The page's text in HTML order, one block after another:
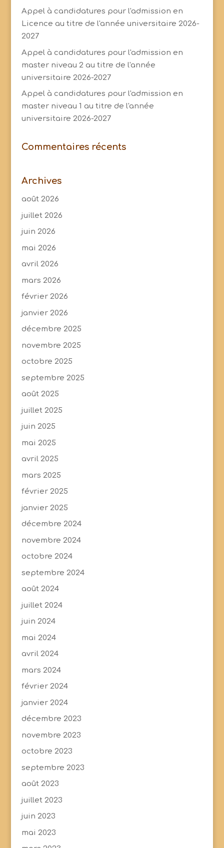
Appel à candidatures pour l'admission en
Licence au titre de l'année universitaire 2026-
2027
Appel à candidatures pour l'admission en
master niveau 2 au titre de l'année
universitaire 2026-2027
Appel à candidatures pour l'admission en
master niveau 1 au titre de l'année
universitaire 2026-2027
Commentaires récents
Archives
août 2026
juillet 2026
juin 2026
mai 2026
avril 2026
mars 2026
février 2026
janvier 2026
décembre 2025
novembre 2025
octobre 2025
septembre 2025
août 2025
juillet 2025
juin 2025
mai 2025
avril 2025
mars 2025
février 2025
janvier 2025
décembre 2024
novembre 2024
octobre 2024
septembre 2024
août 2024
juillet 2024
juin 2024
mai 2024
avril 2024
mars 2024
février 2024
janvier 2024
décembre 2023
novembre 2023
octobre 2023
septembre 2023
août 2023
juillet 2023
juin 2023
mai 2023